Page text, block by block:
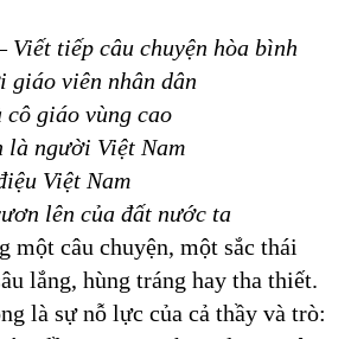
Viết tiếp câu chuyện hòa bình
giáo viên nhân dân
cô giáo vùng cao
là người Việt Nam
Việt Nam
lên của đất nước ta
một câu chuyện, một sắc thái
lắng, hùng tráng hay tha thiết.
là sự nỗ lực của cả thầy và trò: